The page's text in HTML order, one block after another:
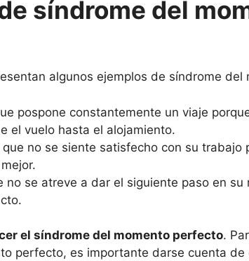
síndrome del
algunos ejemplos de síndrome del
pospone constantemente un viaje
el vuelo hasta el alojamiento.
no se siente satisfecho con su trabajo
no se atreve a dar el siguiente paso en su
el síndrome del momento perfecto.
perfecto, es importante darse cuenta